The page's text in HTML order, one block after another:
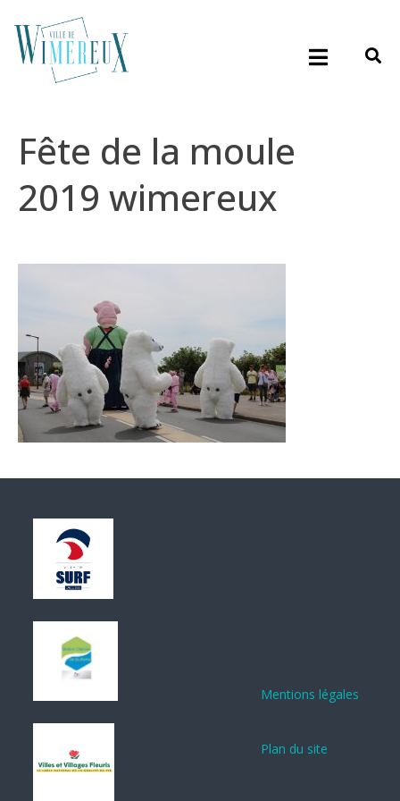
Fête de la moule
2019 wimereux
Mentions légales
Plan du site